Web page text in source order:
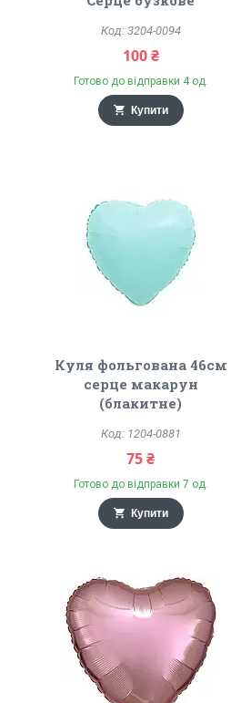
3204-0094
100 ₴
Готово до відправки 4 од.
Купити
Куля фольгована 46см
серце макарун
(блакитне)
1204-0881
75 ₴
Готово до відправки 7 од.
Купити